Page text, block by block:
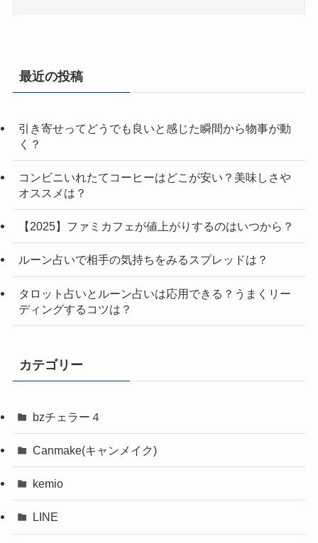
最近の投稿
引き寄せってどうでも良いと感じた瞬間から物事が動
く？
コンビニいれたてコーヒーはどこが安い？美味しさや
オススメは？
【2025】ファミカフェが値上がりするのはいつから？
ルーン占いで相手の気持ちをみるスプレッドは？
タロット占いとルーン占いは応用できる？うまくリー
ディングするコツは？
カテゴリー
bzチェラー４
Canmake(キャンメイク)
kemio
LINE